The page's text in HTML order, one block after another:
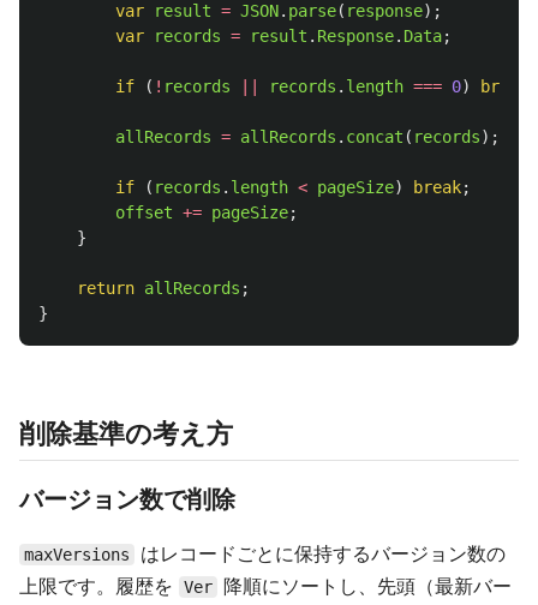
var result = JSON. parse( response);
var
records = result . Response. Data;
if ( ! records records . length === 0) break
allRecords = allRecords . concat ( records);
if ( records . length < pageSize) break;
offset += pageSize;
}
return allRecords ;
}
削除基準の考え方
バージョン数で削除
maxVersions
はレコードごとに保持するバージョン数の
上限です。履歴を
Ver
降順にソートし、先頭（最新バー